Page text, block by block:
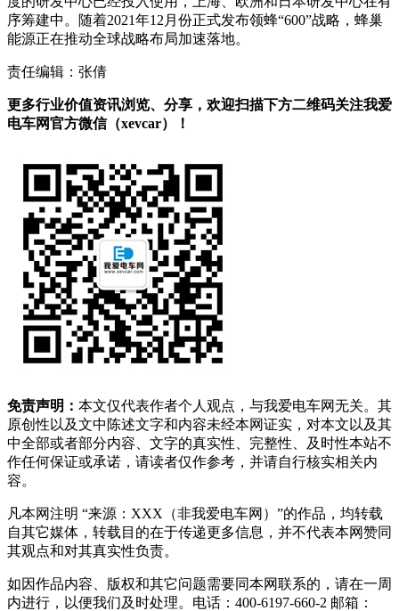
序筹建中。随着2021年12月份正式发布领蜂“600”战略，蜂巢
能源正在推动全球战略布局加速落地。
责任编辑：张倩
更多行业价值资讯浏览、分享，欢迎扫描下方二维码关注我爱
电车网官方微信（xevcar）！
免责声明： 本文仅代表作者个人观点，与我爱电车网无关。其
原创性以及文中陈述文字和内容未经本网证实，对本文以及其
中全部或者部分内容、文字的真实性、完整性、及时性本站不
作任何保证或承诺，请读者仅作参考，并请自行核实相关内
容。
凡本网注明 “来源：XXX（非我爱电车网）”的作品，均转载
自其它媒体，转载目的在于传递更多信息，并不代表本网赞同
其观点和对其真实性负责。
如因作品内容、版权和其它问题需要同本网联系的，请在一周
内进行，以便我们及时处理。电话：400-6197-660-2 邮箱：